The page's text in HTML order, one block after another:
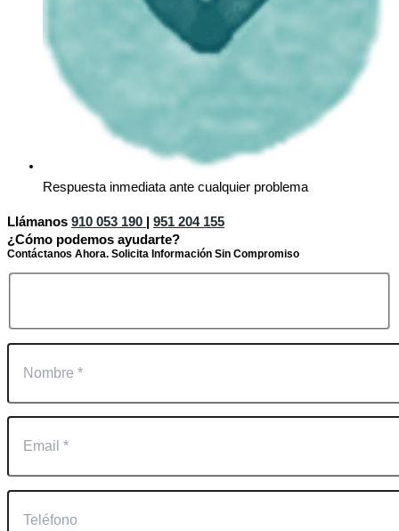
Respuesta inmediata ante cualquier problema
Llámanos 910 053 190 | 951 204 155
¿Cómo podemos ayudarte?
Contáctanos Ahora. Solicita Información Sin Compromiso